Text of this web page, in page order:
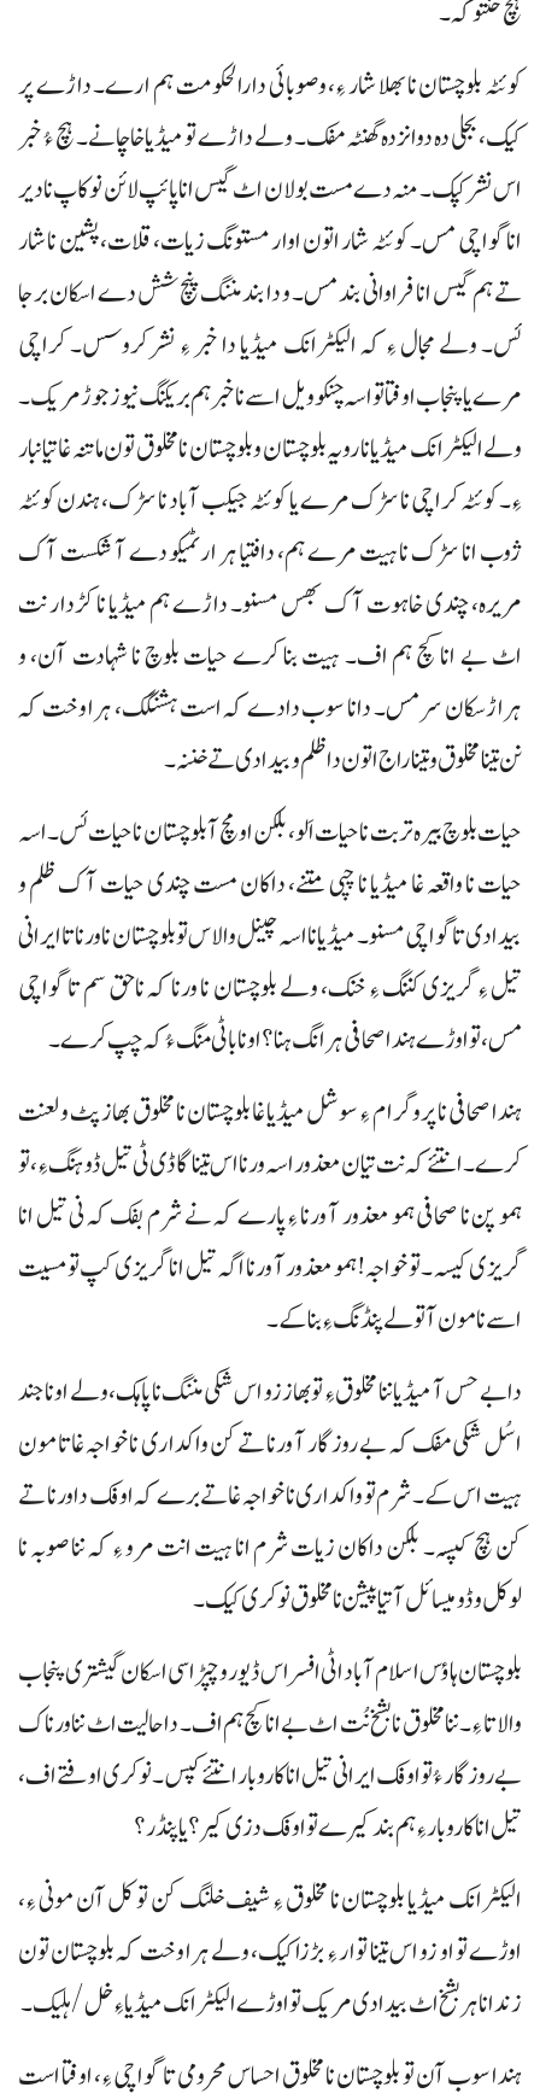
ہچ خنتوکہ۔
کوئٹہ بلوچستان نا بھلا شار ءِ، وصوبائی دارالحکومت ہم ارے۔ داڑے پر
کیک، بجلی دہ دوانزدہ گھنٹہ مفک۔ ولے داڑے تو میڈیا خاچانے۔ ہچ ءُ خبر
اس نشر کپک۔ منہ دے مست بولان اٹ گیس انا پائپ لائن نوکاپ نا دیر
انا گواچی مس۔ کوئٹہ شار اتون اوار مستونگ زیات، قلات، پشین نا شار
تے ہم گیس انا فراوانی بند مس۔ و دا بند مننگ پنچ شش دے اسکان برجا
ئس۔ ولے مجال ءِ کہ الیکٹرانک میڈیا دا خبر ءِ نشر کروسس۔ کراچی
مرے یا پنجاب اوفتا تو اسہ چنکو ویل اسے نا خبر ہم بریکنگ نیوز جوڑ مریک۔
ولے الیکٹرانک میڈیا نا رویہ بلوچستان و بلوچستان نا مخلوق تون ماتنہ غاتیانبار
ءِ۔ کوئٹہ کراچی نا سڑک مرے یا کوئٹہ جیکب آباد نا سڑک، ہندن کوئٹہ
ژوب انا سڑک نا ہیت مرے ہم، دافتیا ہر ارٹمیکو دے آ شکست آک
مریرہ، چندی خاہوت آک بھس مسنو۔ داڑے ہم میڈیا نا کڑدار نت
اٹ بے انا کچ ہم اف۔ ہیت بنا کرے حیات بلوچ نا شہادت آن، و
ہراڑسکان سر مس۔ دانا سوب دادے کہ است ہشنگک، ہرا وخت کہ
نن تینا مخلوق و تینا راج اتون دا ظلم و بیدادی تے خننہ۔
حیات بلوچ بیرہ تربت نا حیات اَلو، بلکن او مچ آ بلوچستان نا حیات ئس۔ اسہ
حیات نا واقعہ غا میڈیا نا چپی متنے، داکان مست چندی حیات آک ظلم و
بیدادی تا گواچی مسنو۔ میڈیا نا اسہ چینل والاس تو بلوچستان نا ورنا تا ایرانی
تیل ءِ گریزی کننگ ءِ خنک، ولے بلوچستان نا ورنا کہ ناحق سم تا گواچی
مس، تو اوڑے ہندا صحافی ہرانگ ہنا؟ اونا باٹی منگ ءُ کہ چپ کرے۔
ہندا صحافی نا پروگرام ءِ سوشل میڈیا غا بلوچستان نا مخلوق بھاز پٹ و لعنت
کرے۔ انتئے کہ نت تیان معذور اسہ ورنا اس تینا گاڈی ٹی تیل ڈوہنگ ءِ، تو
ہمو پن نا صحافی ہمو معذور آ ورنا ءِ پارے کہ نے شرم بفک کہ نی تیل انا
گریزی کیسہ۔ تو خواجہ! ہمو معذور آ ورنا اگہ تیل انا گریزی کپ تو مسیت
اسے نا مون آ تولے پنڈنگ ءِ بنا کے۔
دا بے حس آ میڈیا ننا مخلوق ءِ تو بھاز زو اس شکی مننگ نا پاہک، ولے اونا جند
اسُل شکی مفک کہ بے روزگار آ ورنا تے کن واکداری نا خواجہ غاتا مون
ہیت اس کے۔ شرم تو واکداری نا خواجہ غاتے برے کہ اوفک دا ورنا تے
کن ہچ کپسہ۔ بلکن داکان زیات شرم انا ہیت انت مرو ءِ کہ ننا صوبہ نا
لوکل و ڈومیسائل آتیا پیشن نا مخلوق نوکری کیک۔
بلوچستان ہاؤس اسلام آباد اٹی افسر اس ڈیور و چپڑاسی اسکان گیشتری پنجاب
والا تا ءِ۔ ننا مخلوق نا بشخ نُت اٹ بے انا کچ ہم اف۔ دا حالیت اٹ ننا ورناک
بے روزگار ءُ تو اوفک ایرانی تیل انا کاروبار انتئے کپس۔ نوکری اوفتے اف،
تیل انا کاروبار ءِ ہم بند کیرے تو اوفک دزی کیر؟ یا پنڈر؟
الیکٹرانک میڈیا بلوچستان نا مخلوق ءِ شیف خلنگ کن تو کل آن مونی ءِ،
اوڑے تو او زو اس تینا توار ءِ بڑزا کیک، ولے ہرا وخت کہ بلوچستان تون
زند انا ہر بشخ اٹ بیدادی مریک تو اوڑے الیکٹرانک میڈیا ءِ خل/ ہلیک۔
ہندا سوب آن تو بلوچستان نا مخلوق احساس محرومی تا گواچی ءِ، اوفتا است